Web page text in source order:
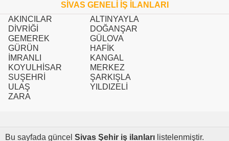
SİVAS GENELİ İŞ İLANLARI
AKINCILAR
ALTINYAYLA
DİVRİĞİ
DOĞANŞAR
GEMEREK
GÜLOVA
GÜRÜN
HAFİK
İMRANLI
KANGAL
KOYULHİSAR
MERKEZ
SUŞEHRİ
ŞARKIŞLA
ULAŞ
YILDIZELİ
ZARA
Bu sayfada güncel Sivas Şehir iş ilanları listelenmiştir.